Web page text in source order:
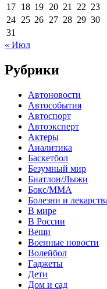
17 18 19 20 21 22 23
24 25 26 27 28 29 30
31
« Июл
Рубрики
Автоновости
Автособытия
Автоспорт
Автоэксперт
Актеры
Аналитика
Баскетбол
Безумный мир
Биатлон/Лыжи
Бокс/MMA
Болезни и
В мире
В России
Вещи
Военные новости
Волейбол
Гаджеты
Дети
Дом и сад